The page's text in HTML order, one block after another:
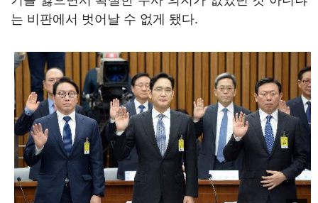
는 비판에서 벗어날 수 없게 됐다.